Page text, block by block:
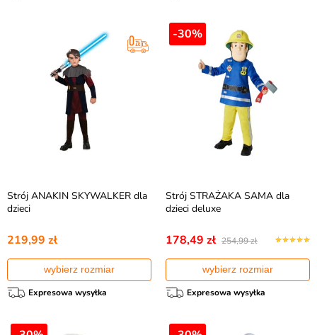
Strój ANAKIN SKYWALKER dla
dzieci
219,99 zł
wybierz rozmiar
Expresowa wysyłka
-30%
Strój STRAŻAKA SAMA dla
dzieci deluxe
178,49 zł 254,99 zł
wybierz rozmiar
Expresowa wysyłka